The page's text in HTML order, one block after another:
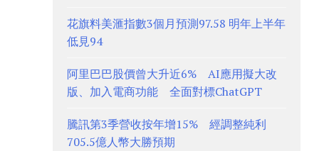
花旗料美滙指數3個月預測97.58 明年上半年
低見94
阿里巴巴股價曾大升近6% AI應用擬大改
版、加入電商功能 全面對標ChatGPT
騰訊第3季營收按年增15% 經調整純利
705.5億人幣大勝預期